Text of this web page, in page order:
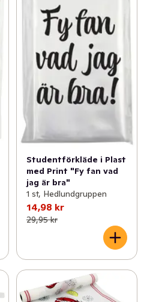
Studentförkläde i Plast
med Print "Fy fan vad
jag är bra"
1 st, Hedlundgruppen
14,98 kr
29,95 kr